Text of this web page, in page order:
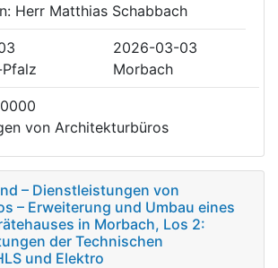
Herr Matthias Schabbach
2026-03-03
Morbach
von Architekturbüros
– Dienstleistungen von
– Erweiterung und Umbau eines
in Morbach, Los 2:
der Technischen
und Elektro